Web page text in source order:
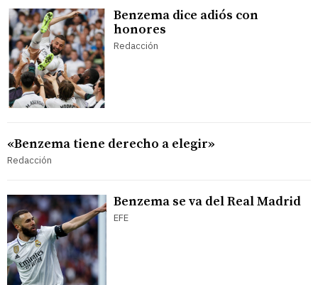
Benzema dice adiós con
honores
Redacción
«Benzema tiene derecho a elegir»
Redacción
Benzema se va del Real Madrid
EFE